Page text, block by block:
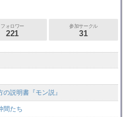
フォロワー
221
参加サークル
31
説明書『モン説』
間たち